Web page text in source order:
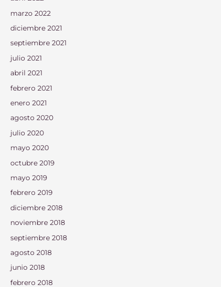
marzo 2022
diciembre 2021
septiembre 2021
julio 2021
abril 2021
febrero 2021
enero 2021
agosto 2020
julio 2020
mayo 2020
octubre 2019
mayo 2019
febrero 2019
diciembre 2018
noviembre 2018
septiembre 2018
agosto 2018
junio 2018
febrero 2018